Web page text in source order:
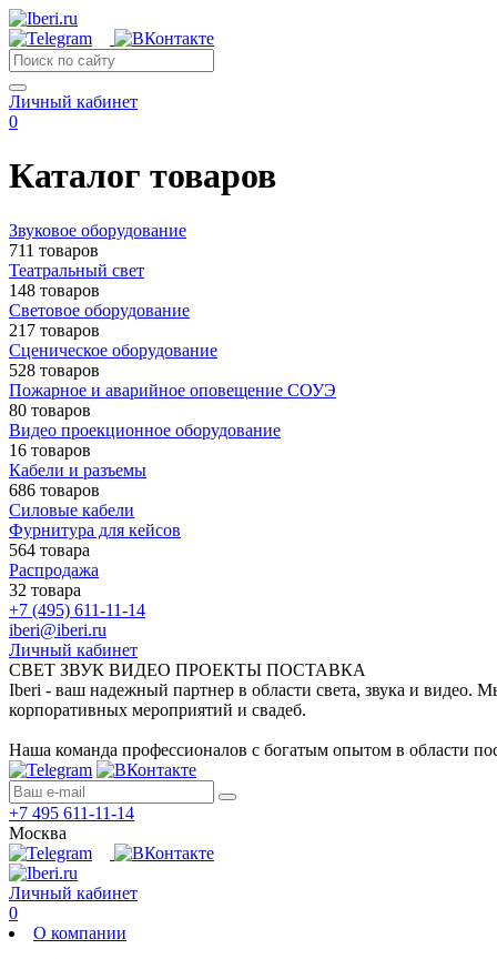
Личный кабинет
0
Каталог товаров
Звуковое оборудование
711 товаров
Театральный свет
148 товаров
Световое оборудование
217 товаров
Сценическое оборудование
528 товаров
Пожарное и аварийное оповещение СОУЭ
80 товаров
Видео проекционное оборудование
16 товаров
Кабели и разъемы
686 товаров
Силовые кабели
Фурнитура для кейсов
564 товара
Распродажа
32 товара
+7 (495) 611-11-14
iberi@iberi.ru
Личный кабинет
СВЕТ ЗВУК ВИДЕО ПРОЕКТЫ ПОСТАВКА
Iberi - ваш надежный партнер в области света, звука и видео.
корпоративных мероприятий и свадеб.
Наша команда профессионалов с богатым опытом в области
+7 495 611-11-14
Москва
Личный кабинет
0
О компании